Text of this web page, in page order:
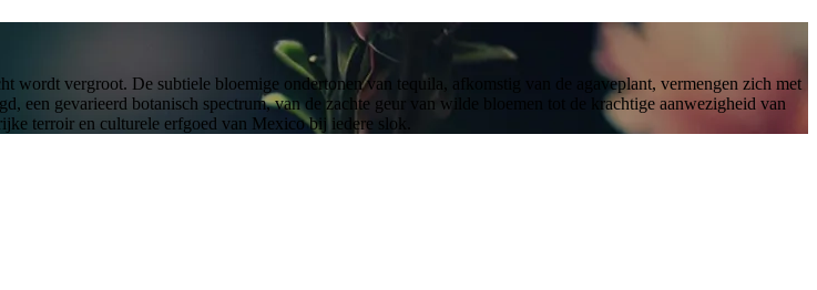
wordt vergroot. De subtiele bloemige ondertonen van tequila, afkomstig van de agaveplant, vermengen zich met
een gevarieerd botanisch spectrum, van de zachte geur van wilde bloemen tot de krachtige aanwezigheid van
terroir en culturele erfgoed van Mexico bij iedere slok.